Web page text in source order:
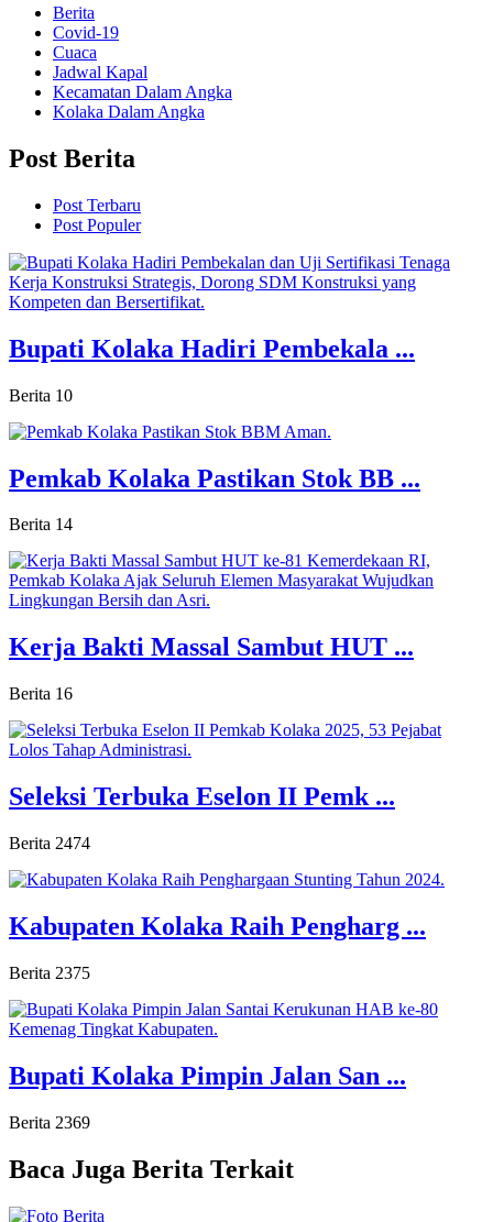
Berita
Covid-19
Cuaca
Jadwal Kapal
Kecamatan Dalam Angka
Kolaka Dalam Angka
Post Berita
Post Terbaru
Post Populer
Bupati Kolaka Hadiri Pembekala ...
Berita 10
Pemkab Kolaka Pastikan Stok BB ...
Berita 14
Kerja Bakti Massal Sambut HUT ...
Berita 16
Seleksi Terbuka Eselon II Pemk ...
Berita 2474
Kabupaten Kolaka Raih Pengharg ...
Berita 2375
Bupati Kolaka Pimpin Jalan San ...
Berita 2369
Baca Juga Berita Terkait